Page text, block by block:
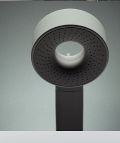
شعرك من الكلور